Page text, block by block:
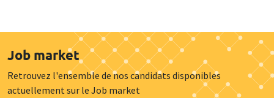
Job market
Retrouvez l'ensemble de nos candidats disponibles
actuellement sur le Job market